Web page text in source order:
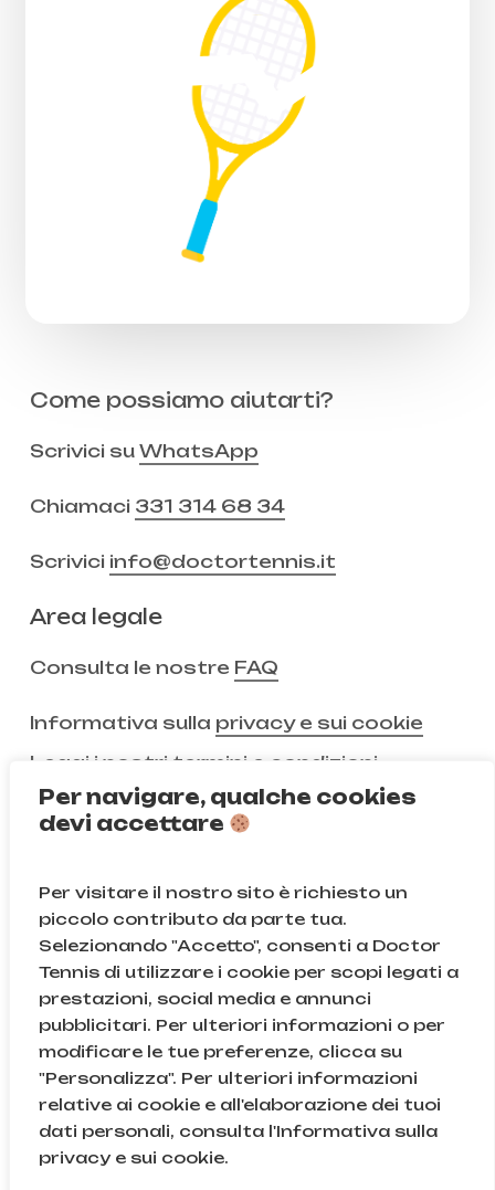
Per navigare, qualche cookies
devi accettare
Per visitare il nostro sito è richiesto un
piccolo contributo da parte tua.
Selezionando "Accetto", consenti a Doctor
Tennis di utilizzare i cookie per scopi legati a
prestazioni, social media e annunci
pubblicitari. Per ulteriori informazioni o per
modificare le tue preferenze, clicca su
"Personalizza". Per ulteriori informazioni
relative ai cookie e all'elaborazione dei tuoi
dati personali, consulta l'Informativa sulla
privacy e sui cookie.
Subtotale:
Come possiamo aiutarti?
Scrivici suWhatsApp
Chiamaci 331 314 68 34
Scrivici info@doctortennis.it
Area legale
Consulta le nostre FAQ
Informativa sulla privacy e sui cookie
Leggi i nostri termini e condizioni
Instagram Facebook
TikTok
© Doctor Tennis | B&D S.r.l.s. | P.iva 08709820966 |
Sede Legale: Via Gallarate 131, 20151, Milano (MI) | Cod.
Fisc. e n.iscr. al Reg. Imprese di Milano: 08709820966
| REA: MI – 2043895